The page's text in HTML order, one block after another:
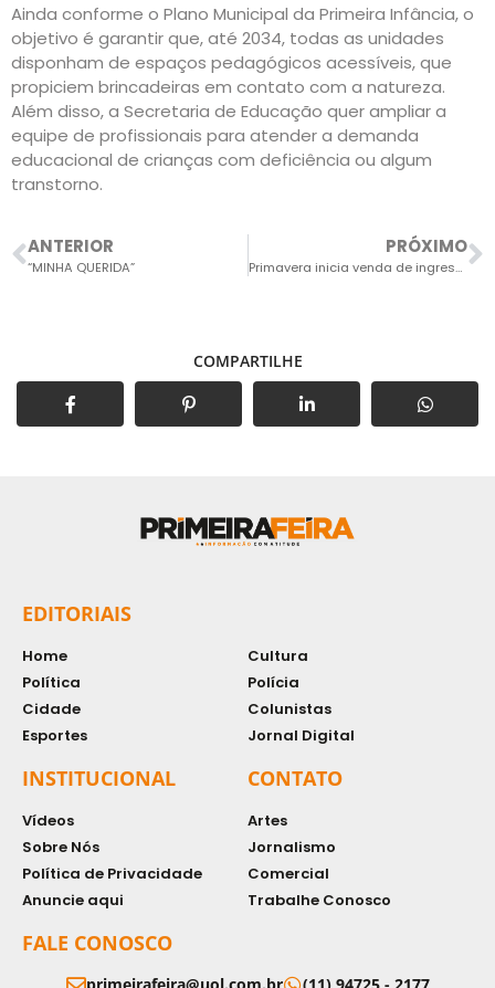
Ainda conforme o Plano Municipal da Primeira Infância, o
objetivo é garantir que, até 2034, todas as unidades
disponham de espaços pedagógicos acessíveis, que
propiciem brincadeiras em contato com a natureza.
Além disso, a Secretaria de Educação quer ampliar a
equipe de profissionais para atender a demanda
educacional de crianças com deficiência ou algum
transtorno.
ANTERIOR
“MINHA QUERIDA”
PRÓXIMO
Primavera inicia venda de ingressos para a final da Copa Paulista
COMPARTILHE
EDITORIAIS
Home
Política
Cidade
Esportes
Cultura
Polícia
Colunistas
Jornal Digital
INSTITUCIONAL
Vídeos
Sobre Nós
Política de Privacidade
Anuncie aqui
CONTATO
Artes
Jornalismo
Comercial
Trabalhe Conosco
FALE CONOSCO